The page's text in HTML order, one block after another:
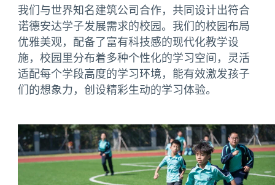
我们与世界知名建筑公司合作，共同设计出符合
诺德安达学子发展需求的校园。我们的校园布局
优雅美观，配备了富有科技感的现代化教学设
施，校园里分布着多种个性化的学习空间，灵活
适配每个学段高度的学习环境，能有效激发孩子
们的想象力，创设精彩生动的学习体验。